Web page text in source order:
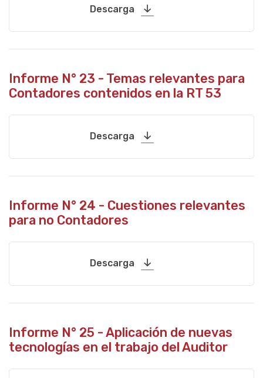
Descarga
Informe N° 23 - Temas relevantes para
Contadores contenidos en la RT 53
Descarga
Informe N° 24 - Cuestiones relevantes
para no Contadores
Descarga
Informe N° 25 - Aplicación de nuevas
tecnologías en el trabajo del Auditor